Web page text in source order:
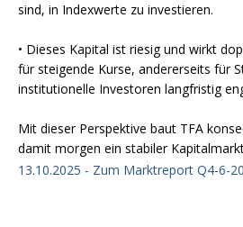
sind, in Indexwerte zu investieren.
• Dieses Kapital ist riesig und wirkt
für steigende Kurse, andererseits für
institutionelle Investoren langfristig
Mit dieser Perspektive baut TFA
damit morgen ein stabiler
13.10.2025 - Zum Marktreport Q4-6-